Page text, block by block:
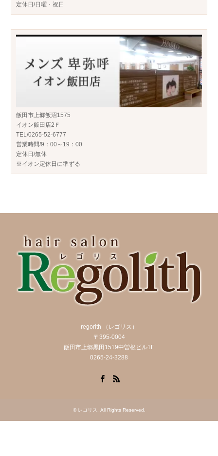
定休日/日曜・祝日
飯田市上郷飯沼1575
イオン飯田店2Ｆ
TEL/0265-52-6777
営業時間/9：00～19：00
定休日/無休
※イオン定休日に準ずる
regorith （レゴリス）
〒395-0004
飯田市上郷黒田1519中曽根ビル1F
0265-24-3288
© レゴリス . All Rights Reserved.